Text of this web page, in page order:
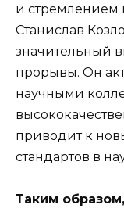
и стремлением
Станислав
значительный
прорывы. Он
научными
приводит к
стандартов в
Таким